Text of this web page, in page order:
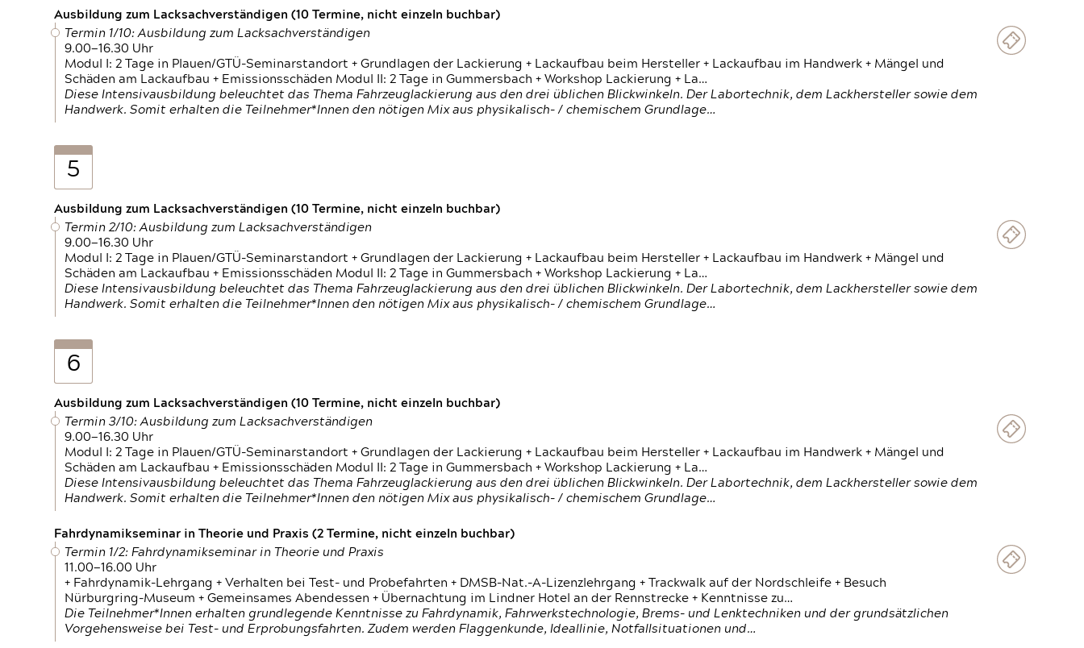
Ausbildung zum Lacksachverständigen (10 Termine, nicht einzeln buchbar)
Termin 1/10: Ausbildung zum Lacksachverständigen
9.00—16.30 Uhr
Modul I: 2 Tage in Plauen/GTÜ-Seminarstandort + Grundlagen der Lackierung + Lackaufbau beim Hersteller + Lackaufbau im Handwerk + Mängel und
Schäden am Lackaufbau + Emissionsschäden Modul II: 2 Tage in Gummersbach + Workshop Lackierung + La…
Diese Intensivausbildung beleuchtet das Thema Fahrzeuglackierung aus den drei üblichen Blickwinkeln. Der Labortechnik, dem Lackhersteller sowie dem
Handwerk. Somit erhalten die Teilnehmer*Innen den nötigen Mix aus physikalisch- / chemischem Grundlage…
5
Ausbildung zum Lacksachverständigen (10 Termine, nicht einzeln buchbar)
Termin 2/10: Ausbildung zum Lacksachverständigen
9.00—16.30 Uhr
Modul I: 2 Tage in Plauen/GTÜ-Seminarstandort + Grundlagen der Lackierung + Lackaufbau beim Hersteller + Lackaufbau im Handwerk + Mängel und
Schäden am Lackaufbau + Emissionsschäden Modul II: 2 Tage in Gummersbach + Workshop Lackierung + La…
Diese Intensivausbildung beleuchtet das Thema Fahrzeuglackierung aus den drei üblichen Blickwinkeln. Der Labortechnik, dem Lackhersteller sowie dem
Handwerk. Somit erhalten die Teilnehmer*Innen den nötigen Mix aus physikalisch- / chemischem Grundlage…
6
Ausbildung zum Lacksachverständigen (10 Termine, nicht einzeln buchbar)
Termin 3/10: Ausbildung zum Lacksachverständigen
9.00—16.30 Uhr
Modul I: 2 Tage in Plauen/GTÜ-Seminarstandort + Grundlagen der Lackierung + Lackaufbau beim Hersteller + Lackaufbau im Handwerk + Mängel und
Schäden am Lackaufbau + Emissionsschäden Modul II: 2 Tage in Gummersbach + Workshop Lackierung + La…
Diese Intensivausbildung beleuchtet das Thema Fahrzeuglackierung aus den drei üblichen Blickwinkeln. Der Labortechnik, dem Lackhersteller sowie dem
Handwerk. Somit erhalten die Teilnehmer*Innen den nötigen Mix aus physikalisch- / chemischem Grundlage…
Fahrdynamikseminar in Theorie und Praxis (2 Termine, nicht einzeln buchbar)
Termin 1/2: Fahrdynamikseminar in Theorie und Praxis
11.00—16.00 Uhr
+ Fahrdynamik-Lehrgang + Verhalten bei Test- und Probefahrten + DMSB-Nat.-A-Lizenzlehrgang + Trackwalk auf der Nordschleife + Besuch
Nürburgring-Museum + Gemeinsames Abendessen + Übernachtung im Lindner Hotel an der Rennstrecke + Kenntnisse zu…
Die Teilnehmer*Innen erhalten grundlegende Kenntnisse zu Fahrdynamik, Fahrwerkstechnologie, Brems- und Lenktechniken und der grundsätzlichen
Vorgehensweise bei Test- und Erprobungsfahrten. Zudem werden Flaggenkunde, Ideallinie, Notfallsituationen und…